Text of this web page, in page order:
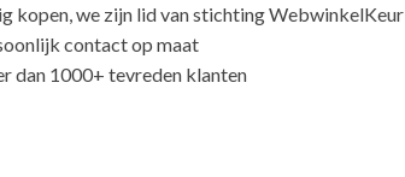
kopen, we zijn lid van stichting WebwinkelKeur
contact op maat
dan 1000+ tevreden klanten